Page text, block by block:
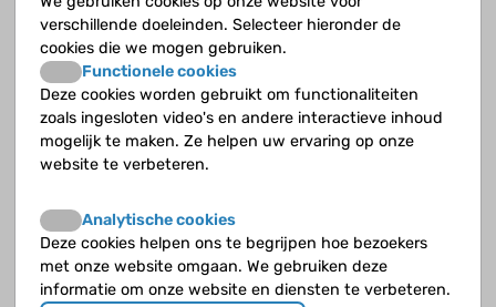
Diabetes
kinderen in China met overgewicht en diabetes neemt
toe
Roesja
Diabetes
Diabetes roeit aboriginals volk uit
verschillende doeleinden. Selecteer hieronder de
cookies die we mogen gebruiken.
Functionele cookies
Deze cookies worden gebruikt om functionaliteiten
zoals ingesloten video's en andere interactieve inhoud
mogelijk te maken. Ze helpen uw ervaring op onze
website te verbeteren.
Analytische cookies
Deze cookies helpen ons te begrijpen hoe bezoekers
met onze website omgaan. We gebruiken deze
informatie om onze website en diensten te verbeteren.